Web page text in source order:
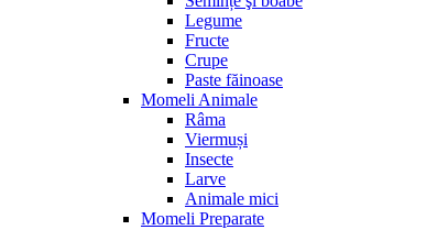
Legume
Fructe
Crupe
Paste făinoase
Momeli Animale
Râma
Viermuși
Insecte
Larve
Animale mici
Momeli Preparate